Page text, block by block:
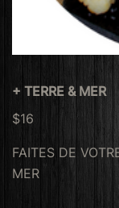
+ TERRE & MER
$16
FAITES DE
MER